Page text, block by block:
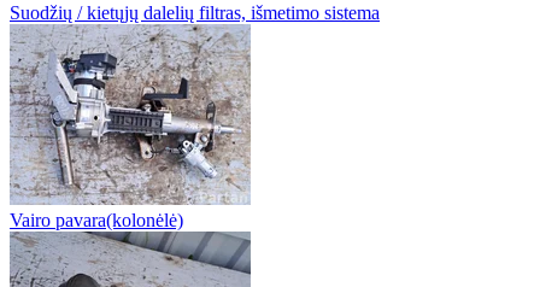
Suodžių / kietųjų dalelių filtras, išmetimo sistema
Vairo pavara(kolonėlė)